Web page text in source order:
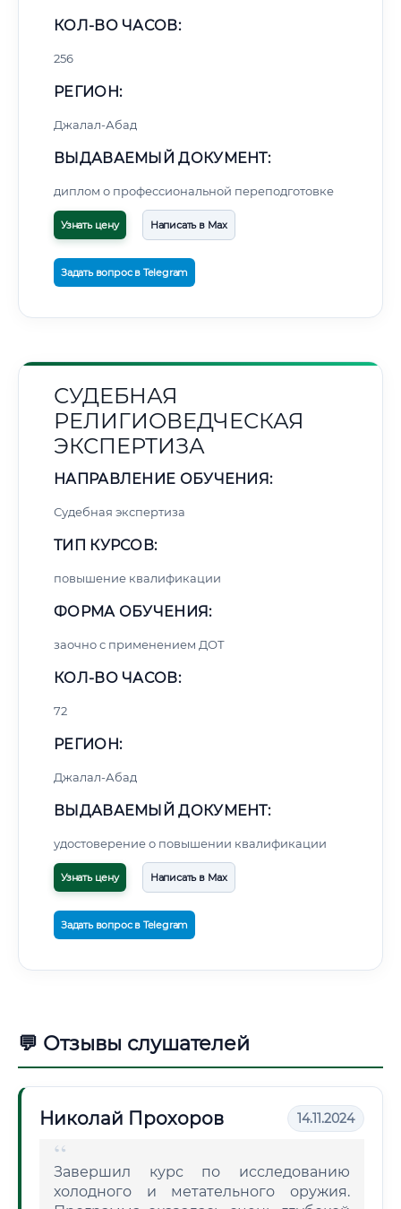
КОЛ-ВО ЧАСОВ:
256
РЕГИОН:
Джалал-Абад
ВЫДАВАЕМЫЙ ДОКУМЕНТ:
диплом о профессиональной переподготовке
Узнать цену Написать в Max
Задать вопрос в Telegram
СУДЕБНАЯ
РЕЛИГИОВЕДЧЕСКАЯ
ЭКСПЕРТИЗА
НАПРАВЛЕНИЕ ОБУЧЕНИЯ:
Судебная экспертиза
ТИП КУРСОВ:
повышение квалификации
ФОРМА ОБУЧЕНИЯ:
заочно с применением ДОТ
КОЛ-ВО ЧАСОВ:
72
РЕГИОН:
Джалал-Абад
ВЫДАВАЕМЫЙ ДОКУМЕНТ:
удостоверение о повышении квалификации
Узнать цену Написать в Max
Задать вопрос в Telegram
💬 Отзывы слушателей
Николай Прохоров 14.11.2024
Завершил курс по исследованию
холодного и метательного оружия.